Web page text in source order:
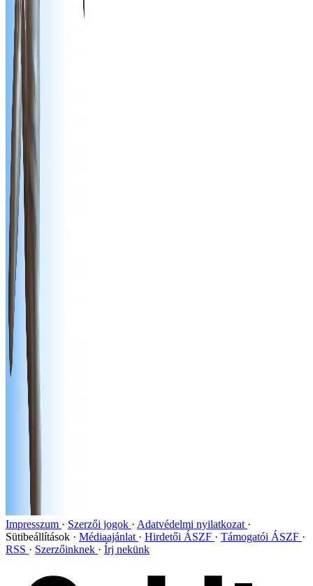
Impresszum Szerzői jogok
Adatvédelmi nyilatkozat
Sütibeállítások
Médiaajánlat Hirdetői ÁSZF
Támogatói ÁSZF
RSS
Szerzőinknek Írj nekünk